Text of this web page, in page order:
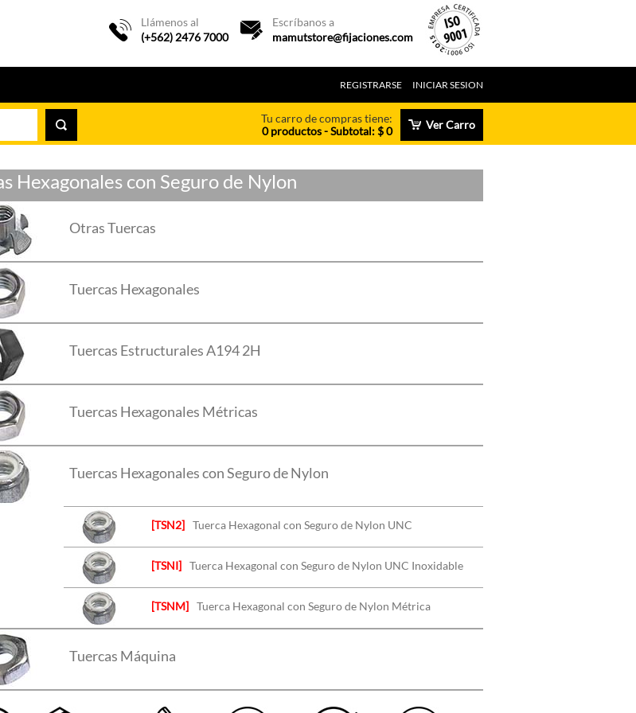
Llámenos al
(+562) 2476 7000
Escríbanos a
mamutstore@fijaciones.com
REGISTRARSE INICIAR SESION
Ver Carro
Tu carro de compras tiene:
0 productos - Subtotal: $ 0
Hexagonales con Seguro de Nylon
Otras Tuercas
Tuercas Hexagonales
Tuercas Estructurales A194 2H
Tuercas Hexagonales Métricas
Tuercas Hexagonales con Seguro de Nylon
[TSN2] Tuerca Hexagonal con Seguro de Nylon UNC
[TSNI] Tuerca Hexagonal con Seguro de Nylon UNC Inoxidable
[TSNM] Tuerca Hexagonal con Seguro de Nylon Métrica
Tuercas Máquina